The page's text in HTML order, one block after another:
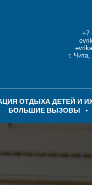
+7
г.
ОТДЫХА ДЕТЕЙ И
БОЛЬШИЕ ВЫЗОВЫ